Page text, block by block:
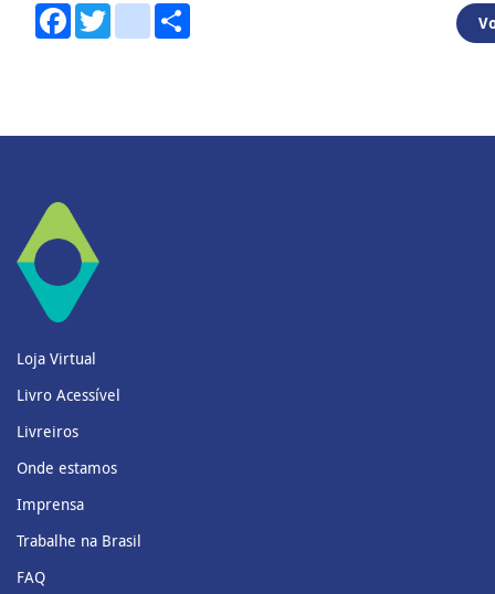
FacebookTwitteryoutube
Loja Virtual
Livro Acessível
Livreiros
Onde estamos
Imprensa
Trabalhe na Brasil
FAQ